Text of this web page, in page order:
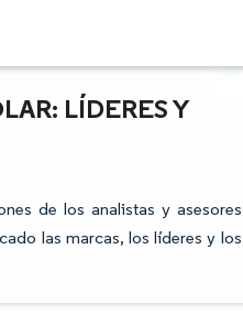
LÍDERES Y
de los analistas y asesores
las marcas, los líderes y los